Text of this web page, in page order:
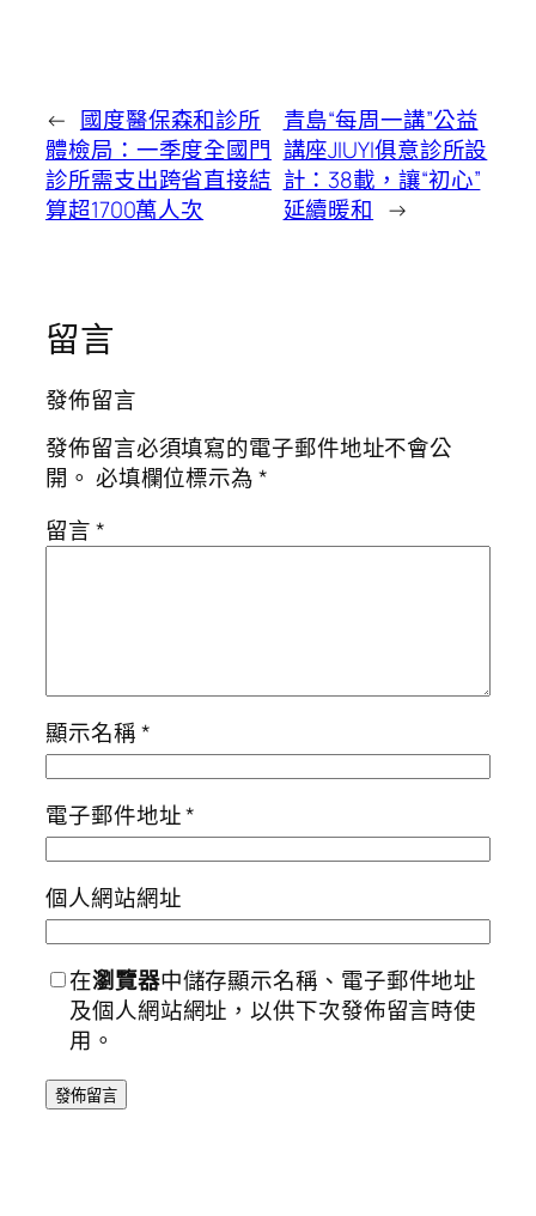
← 國度醫保森和診所
體檢局：一季度全國門
診所需支出跨省直接結
算超1700萬人次
青島“每周一講”公益
講座JIUYI俱意診所設
計：38載，讓“初心”
延續暖和 →
留言
發佈留言
發佈留言必須填寫的電子郵件地址不會公
開。 必填欄位標示為*
留言*
顯示名稱*
電子郵件地址*
個人網站網址
在瀏覽器中儲存顯示名稱、電子郵件地址
及個人網站網址，以供下次發佈留言時使
用。